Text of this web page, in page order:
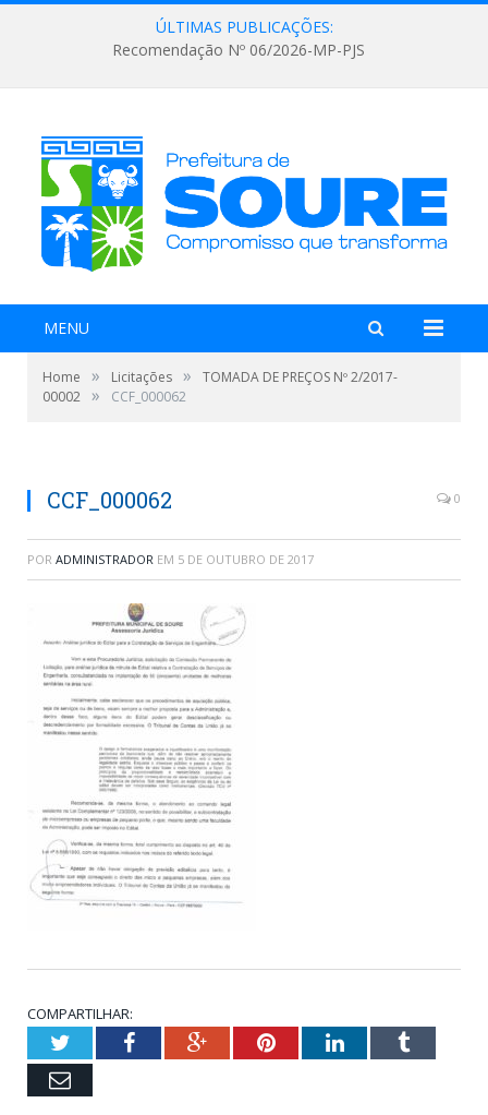
ÚLTIMAS PUBLICAÇÕES:
Recomendação Nº 06/2026-MP-PJS
MENU
Home » Licitações »
TOMADA DE PREÇOS Nº 2/2017-
00002 » CCF_000062
CCF_000062 0
POR ADMINISTRADOR EM 5 DE OUTUBRO DE 2017
COMPARTILHAR:
TwitterFacebookGoogle+PinterestLinkedInTumblr
Email